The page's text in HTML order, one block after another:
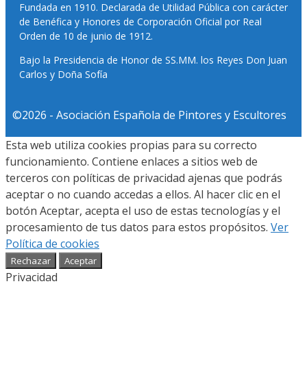
Fundada en 1910. Declarada de Utilidad Pública con carácter
de Benéfica y Honores de Corporación Oficial por Real
Orden de 10 de junio de 1912.
Bajo la Presidencia de Honor de SS.MM. los Reyes Don Juan
Carlos y Doña Sofía
©2026 - Asociación Española de Pintores y Escultores
Esta web utiliza cookies propias para su correcto
funcionamiento. Contiene enlaces a sitios web de
terceros con políticas de privacidad ajenas que podrás
aceptar o no cuando accedas a ellos. Al hacer clic en el
botón Aceptar, acepta el uso de estas tecnologías y el
procesamiento de tus datos para estos propósitos. Ver
Política de cookies
Rechazar Aceptar
Privacidad